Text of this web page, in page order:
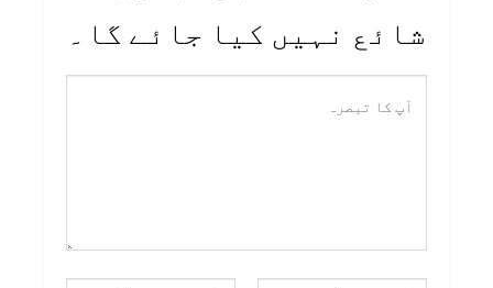
شائع نہیں کیا جائے گا۔